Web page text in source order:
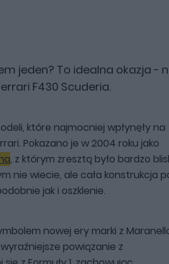
jeden? To idealna okazja -
F430 Scuderia.
które najmocniej wpłynęły na
Pokazano je w 2004 roku jako
, z którym zresztą było bardzo
nie wiecie, ale cała konstrukcja
jak i oszklenie.
nowej ery marki z
powiązanie z